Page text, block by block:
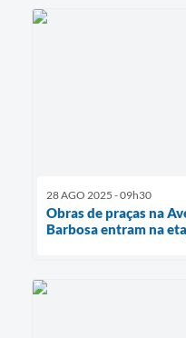
28 AGO 2025 - 09h30
Obras de praças na
Barbosa entram na